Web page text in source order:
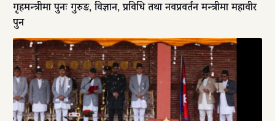
गृहमन्त्रीमा पुनः गुरुङ, विज्ञान, प्रविधि तथा नवप्रवर्तन मन्त्रीमा महावीर
पुन